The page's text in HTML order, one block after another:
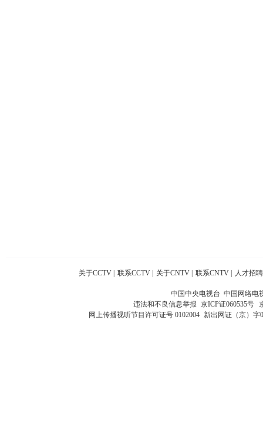
关于CCTV 联系CCTV 关于CNTV 联系CNTV 人才招聘
中国中央电视台 中国网络电
违法和不良信息举报 京ICP证060535号
网上传播视听节目许可证号 0102004 新出网证（京）